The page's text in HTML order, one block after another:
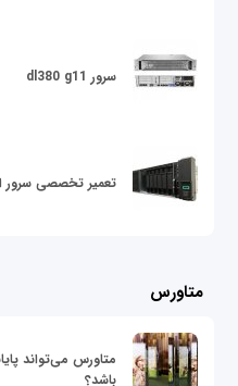
سرور dl380 g11
تعمیر تخصصی سرور
متاورس
متاورس می‌تواند
باشد؟